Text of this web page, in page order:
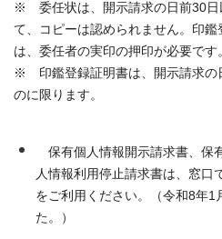
※ 委任状は、開示請求の日前30日
て、コピーは認められません。印
は、委任者の実印の押印が必要です
※ 印鑑登録証明書は、開示請求の
のに限ります。
保有個人情報開示請求書、保
人情報利用停止請求書は、窓口
をご利用ください。（令和8年1
た。）